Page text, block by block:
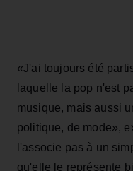
«J'ai toujours été
laquelle la pop n'est
musique, mais aussi
politique, de mode»,
l'associe pas à un
qu'elle le représente